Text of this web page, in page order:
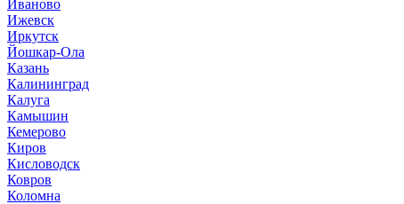
Иваново
Ижевск
Иркутск
Йошкар-Ола
Казань
Калининград
Калуга
Камышин
Кемерово
Киров
Кисловодск
Ковров
Коломна